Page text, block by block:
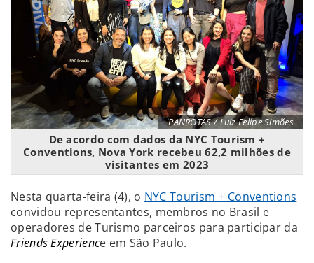
PANROTAS / Luiz Felipe Simões
De acordo com dados da NYC Tourism +
Conventions, Nova York recebeu 62,2 milhões de
visitantes em 2023
Nesta quarta-feira (4), o NYC Tourism + Conventions
convidou representantes, membros no Brasil e
operadores de Turismo parceiros para participar da
Friends Experience em São Paulo.